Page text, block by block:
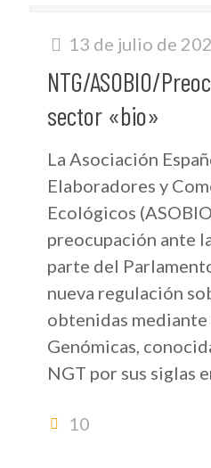
13 de julio de
NTG/ASOBIO/
sector «bio»
La Asociación
Elaboradores y
Ecológicos
preocupación ante
parte del
nueva regulación
obtenidas mediante
Genómicas,
NGT por sus siglas
10